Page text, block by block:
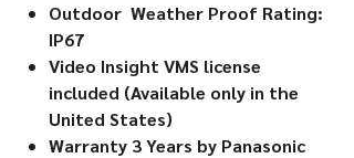
Outdoor Weather Proof Rating:
IP67
Video Insight VMS license
included (Available only in the
United States)
Warranty 3 Years by Panasonic